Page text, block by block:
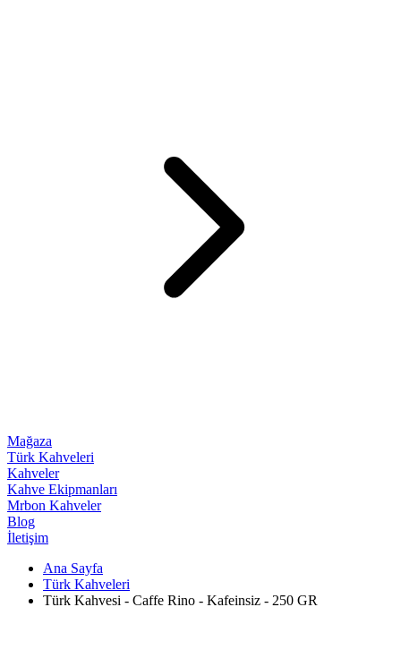
Mağaza
Türk Kahveleri
Kahveler
Kahve Ekipmanları
Mrbon Kahveler
Blog
İletişim
Ana Sayfa
Türk Kahveleri
Türk Kahvesi - Caffe Rino - Kafeinsiz - 250 GR